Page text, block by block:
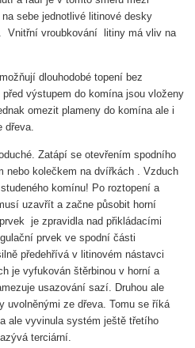
sebe jednotlivé litinové desky
Vnitřní vroubkování litiny má vliv na
dlouhodobé topení bez
výstupem do komína jsou vloženy
omezit plameny do komína ale i
Zatápí se otevřením spodního
nebo kolečkem na dvířkách . Vzduch
komínu! Po roztopení a
uzavřít a začne působit horní
je zpravidla nad přikládacími
prvek ve spodní části
předehřívá v litinovém nástavci
je vyfukován štěrbinou v horní a
usazování sazí. Druhou ale
uvolněnými ze dřeva. Tomu se říká
ale vyvinula systém ještě třetího
terciární.